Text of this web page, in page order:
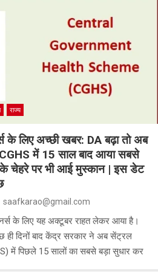
राज्य
के लिए अच्छी खबर: DA बढ़ा तो अब
में 15 साल बाद आया सबसे
के चेहरे पर भी आई मुस्कान | इस डेट
saafkarao@gmail.com
के लिए यह अक्टूबर राहत लेकर आया है।
ही दिनों बाद केंद्र सरकार ने अब सेंट्रल
में पिछले 15 सालों का सबसे बड़ा सुधार कर